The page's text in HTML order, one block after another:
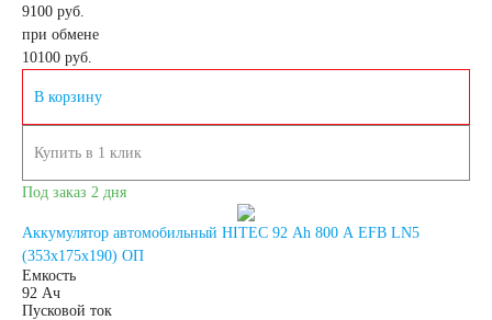
электромоторов
АКБ для
гидроциклов
9100 руб.
при обмене
10100 руб.
В корзину
Купить в 1 клик
Под заказ 2 дня
Аккумулятор автомобильный HITEC 92 Ah 800 A EFB LN5
(353x175x190) ОП
Емкость
92 Ач
Пусковой ток